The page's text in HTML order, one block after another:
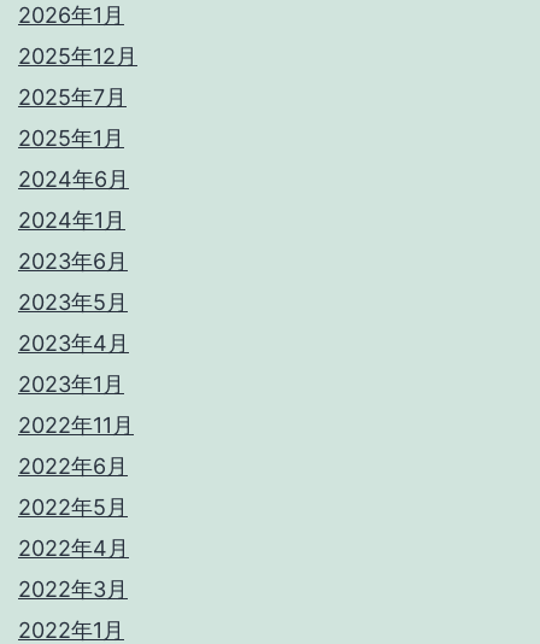
2026年1月
2025年12月
2025年7月
2025年1月
2024年6月
2024年1月
2023年6月
2023年5月
2023年4月
2023年1月
2022年11月
2022年6月
2022年5月
2022年4月
2022年3月
2022年1月